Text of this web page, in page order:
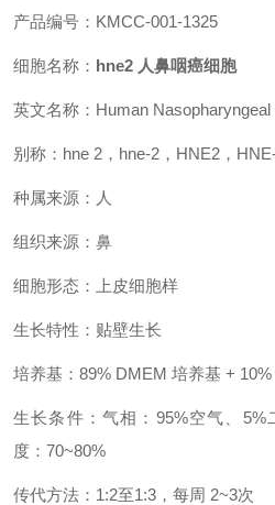
产品编号：KMCC-001-1325
细胞名称： hne2 人鼻咽癌细胞
英文名称：Human
别称：hne 2，hne-2，HNE2，
种属来源：人
组织来源：鼻
细胞形态：上皮细胞样
生长特性：贴壁生长
培养基：89% DMEM 培养基 +
生长条件：气相：95%空气、
度：70~80%
传代方法：1:2至1:3，每周 2~3次